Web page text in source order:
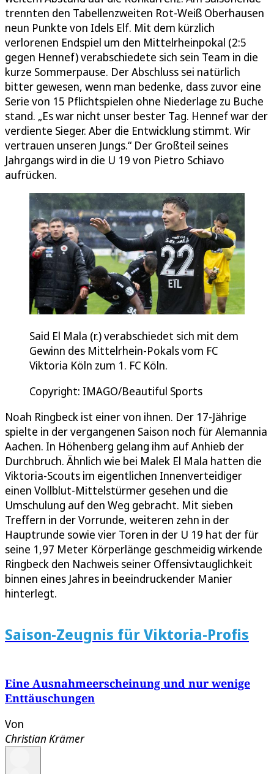
trennten den Tabellenzweiten Rot-Weiß Oberhausen
neun Punkte von Idels Elf. Mit dem kürzlich
verlorenen Endspiel um den Mittelrheinpokal (2:5
gegen Hennef) verabschiedete sich sein Team in die
kurze Sommerpause. Der Abschluss sei natürlich
bitter gewesen, wenn man bedenke, dass zuvor eine
Serie von 15 Pflichtspielen ohne Niederlage zu Buche
stand. „Es war nicht unser bester Tag. Hennef war der
verdiente Sieger. Aber die Entwicklung stimmt. Wir
vertrauen unseren Jungs.“ Der Großteil seines
Jahrgangs wird in die U 19 von Pietro Schiavo
aufrücken.
Said El Mala (r.) verabschiedet sich mit dem
Gewinn des Mittelrhein-Pokals vom FC
Viktoria Köln zum 1. FC Köln.
Copyright: IMAGO/Beautiful Sports
Noah Ringbeck ist einer von ihnen. Der 17-Jährige
spielte in der vergangenen Saison noch für Alemannia
Aachen. In Höhenberg gelang ihm auf Anhieb der
Durchbruch. Ähnlich wie bei Malek El Mala hatten die
Viktoria-Scouts im eigentlichen Innenverteidiger
einen Vollblut-Mittelstürmer gesehen und die
Umschulung auf den Weg gebracht. Mit sieben
Treffern in der Vorrunde, weiteren zehn in der
Hauptrunde sowie vier Toren in der U 19 hat der für
seine 1,97 Meter Körperlänge geschmeidig wirkende
Ringbeck den Nachweis seiner Offensivtauglichkeit
binnen eines Jahres in beeindruckender Manier
hinterlegt.
Saison-Zeugnis für Viktoria-Profis
Eine Ausnahmeerscheinung und nur wenige
Enttäuschungen
Von
Christian Krämer